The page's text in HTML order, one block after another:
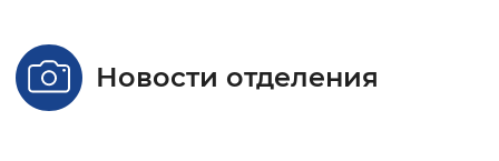
Стандартный Увеличенный
Новости отделения